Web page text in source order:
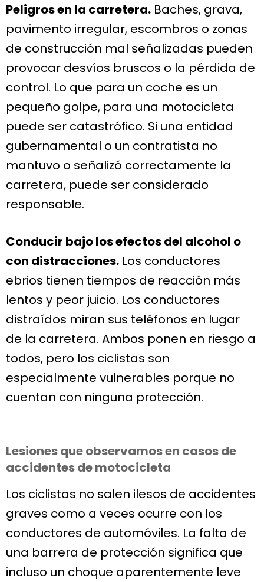
Peligros en la carretera. Baches, grava,
pavimento irregular, escombros o zonas
de construcción mal señalizadas pueden
provocar desvíos bruscos o la pérdida de
control. Lo que para un coche es un
pequeño golpe, para una motocicleta
puede ser catastrófico. Si una entidad
gubernamental o un contratista no
mantuvo o señalizó correctamente la
carretera, puede ser considerado
responsable.
Conducir bajo los efectos del alcohol o
con distracciones. Los conductores
ebrios tienen tiempos de reacción más
lentos y peor juicio. Los conductores
distraídos miran sus teléfonos en lugar
de la carretera. Ambos ponen en riesgo a
todos, pero los ciclistas son
especialmente vulnerables porque no
cuentan con ninguna protección.
Lesiones que observamos en casos de
accidentes de motocicleta
Los ciclistas no salen ilesos de accidentes
graves como a veces ocurre con los
conductores de automóviles. La falta de
una barrera de protección significa que
incluso un choque aparentemente leve